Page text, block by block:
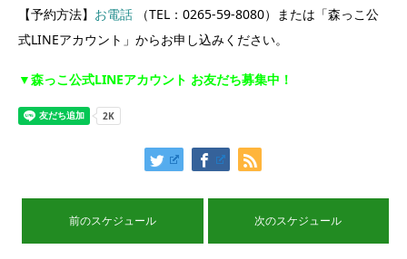
【予約方法】 お電話 （TEL：0265-59-8080）または「森っこ公
式LINEアカウント」からお申し込みください。
▼森っこ公式LINEアカウント お友だち募集中！
前のスケジュール 次のスケジュール